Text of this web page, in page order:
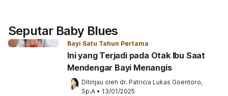
Seputar Baby Blues
Bayi Satu Tahun Pertama
Ini yang Terjadi pada Otak Ibu Saat
Mendengar Bayi Menangis
Ditinjau oleh dr. Patricia Lukas Goentoro,
Sp.A • 13/01/2025